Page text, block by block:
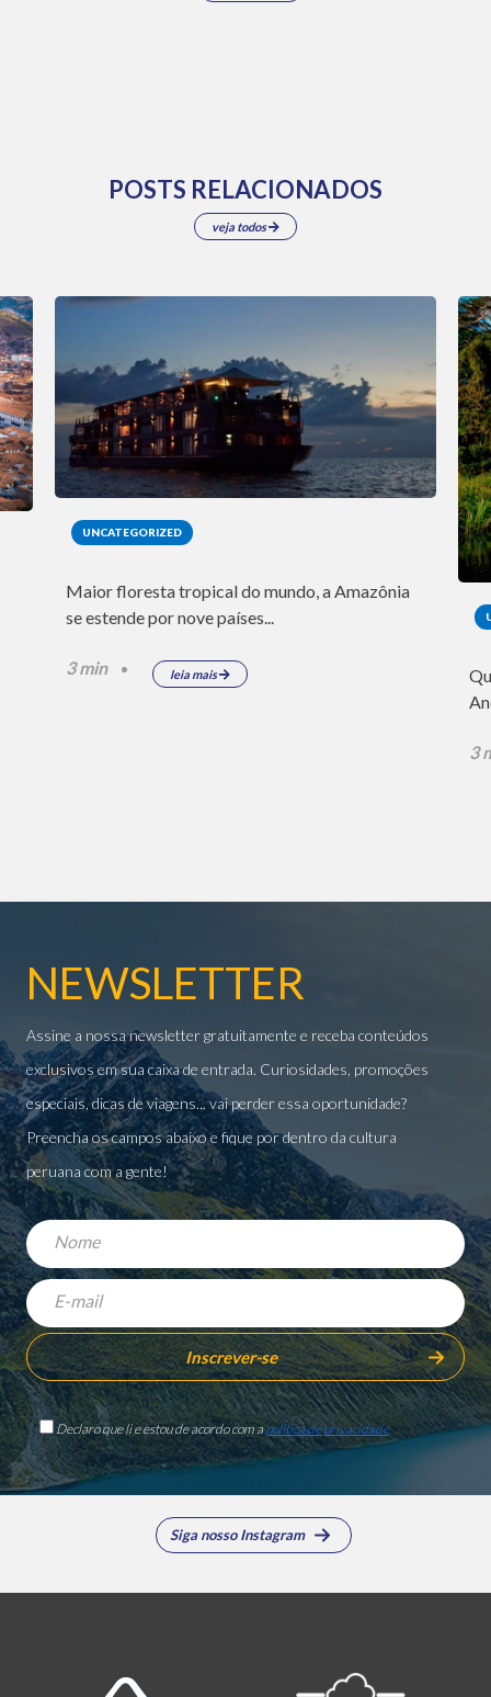
POSTS RELACIONADOS
veja todos
UNCATEGORIZED
Maior floresta tropical do mundo, a Amazônia
se estende por nove países...
3 min leia mais
3
NEWSLETTER
Assine a nossa newsletter gratuitamente e receba conteúdos
exclusivos em sua caixa de entrada. Curiosidades, promoções
especiais, dicas de viagens... vai perder essa oportunidade?
Preencha os campos abaixo e fique por dentro da cultura
peruana com a gente!
Declaro que li e estou de acordo com a política de privacidade
Siga nosso Instagram